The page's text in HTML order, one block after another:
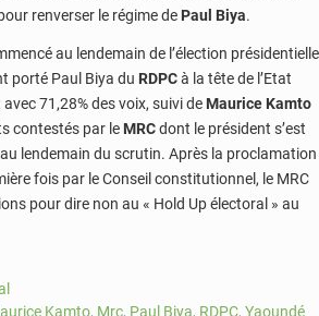
renverser le régime de Paul Biya.
au lendemain de l’élection présidentielle
porté Paul Biya du RDPCà la tête de l’Etat
71,28% des voix, suivi de Maurice Kamto
contestés par le MRCdont le président s’est
lendemain du scrutin. Après la proclamation
fois par le Conseil constitutionnel, le MRC
pour dire non au « Hold Up électoral » au
Kamto, Mrc, Paul Biya, RDPC, Yaoundé